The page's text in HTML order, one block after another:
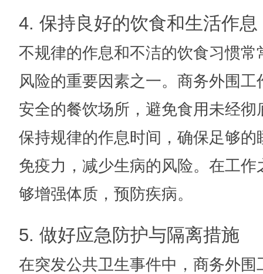
4. 保持良好的饮食和生活作息
不规律的作息和不洁的饮食习惯
风险的重要因素之一。商务外围
安全的餐饮场所，避免食用未经
保持规律的作息时间，确保足够
免疫力，减少生病的风险。在工
够增强体质，预防疾病。
5. 做好应急防护与隔离措施
在突发公共卫生事件中，商务外